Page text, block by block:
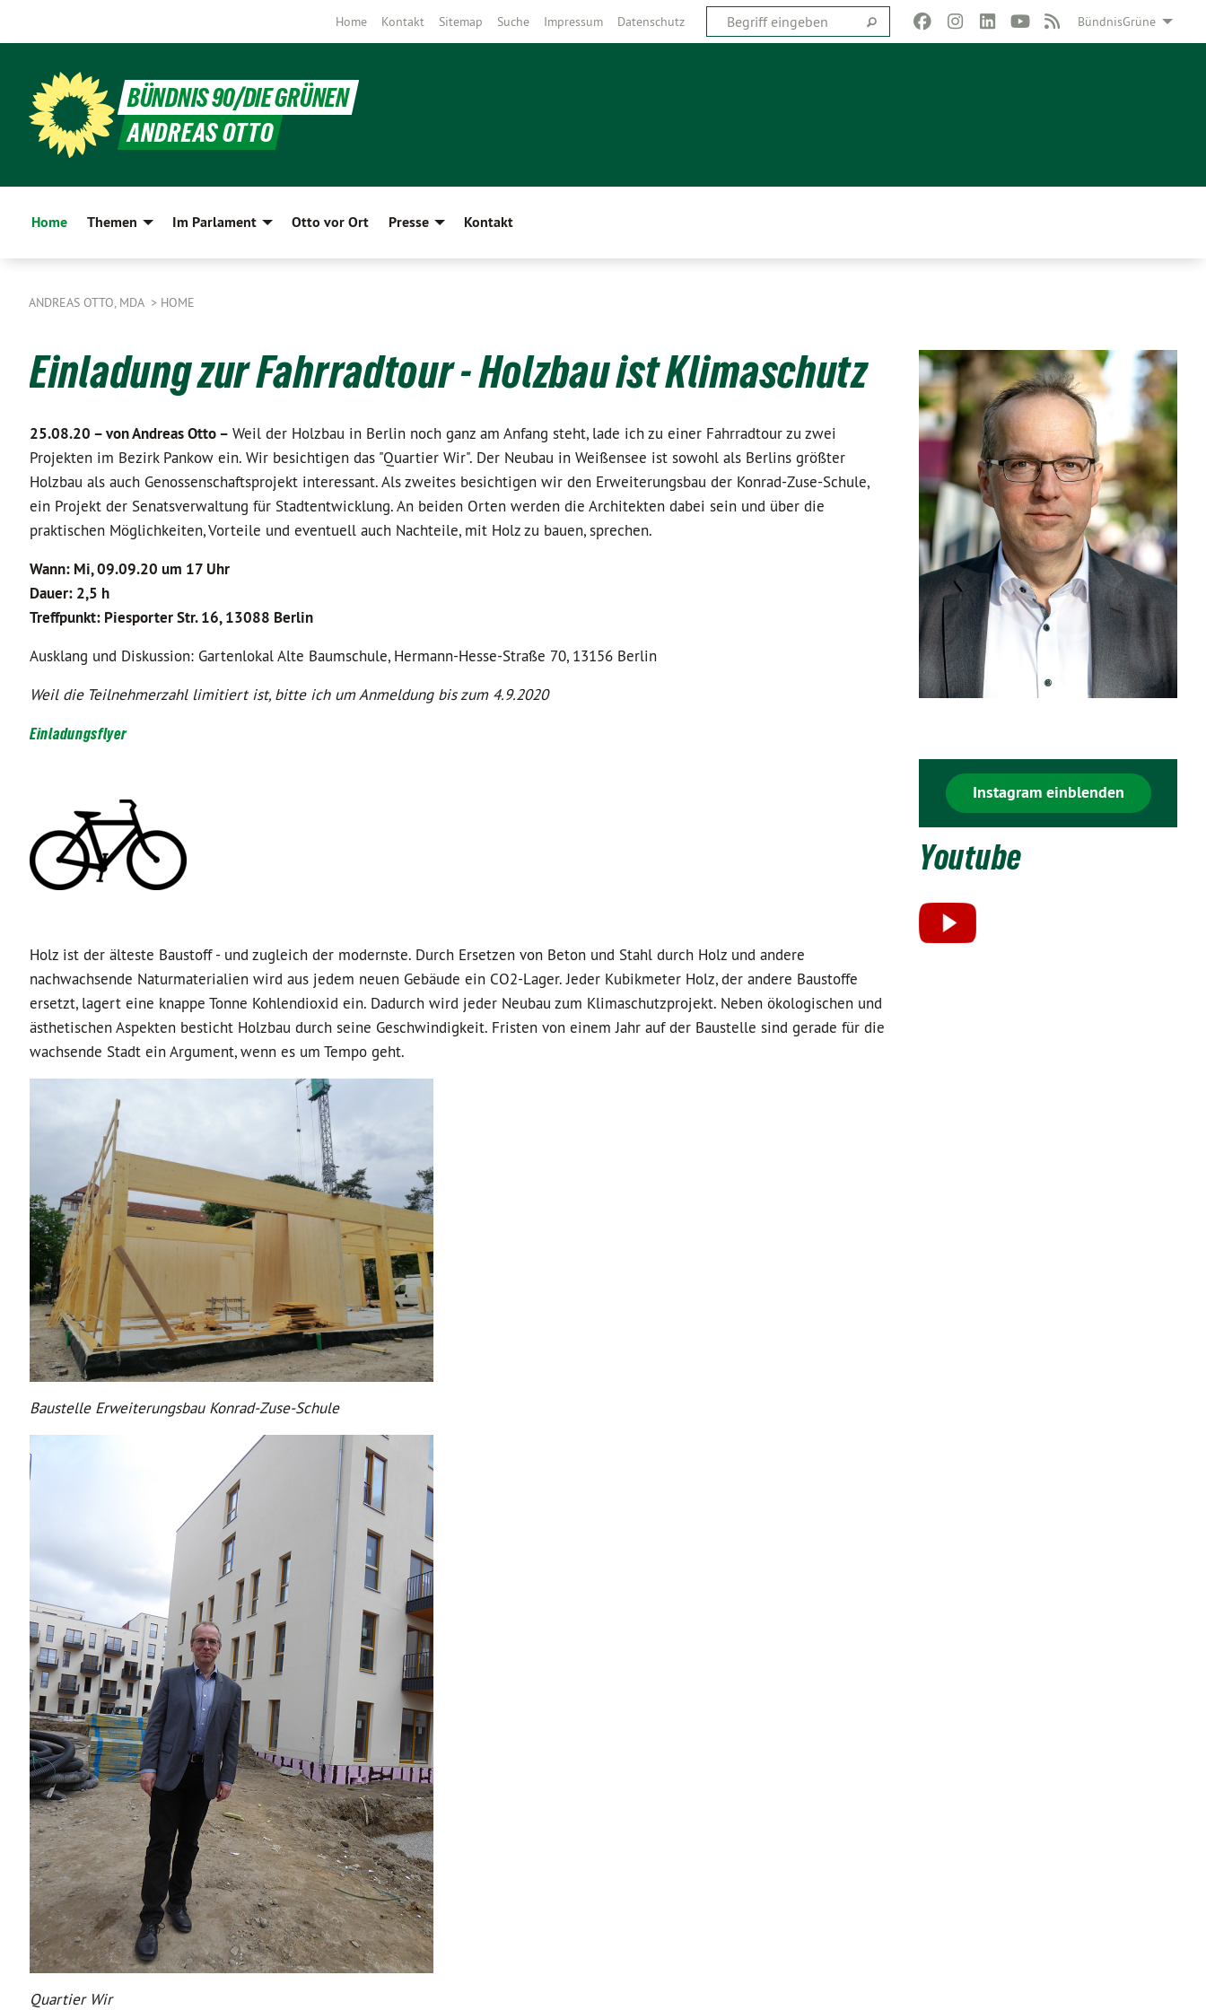
BündnisGrüne
Home Kontakt Sitemap Suche Impressum Datenschutz
BÜNDNIS 90/DIE GRÜNEN
ANDREAS OTTO
Home Themen Im Parlament Otto vor Ort Presse Kontakt
ANDREAS OTTO, MDA HOME
Einladung zur Fahrradtour - Holzbau ist Klimaschutz
25.08.20 –von Andreas Otto – Weil der Holzbau in Berlin noch ganz am Anfang steht, lade ich zu einer Fahrradtour zu zwei
Projekten im Bezirk Pankow ein. Wir besichtigen das "Quartier Wir". Der Neubau in Weißensee ist sowohl als Berlins größter
Holzbau als auch Genossenschaftsprojekt interessant. Als zweites besichtigen wir den Erweiterungsbau der Konrad-Zuse-Schule,
ein Projekt der Senatsverwaltung für Stadtentwicklung. An beiden Orten werden die Architekten dabei sein und über die
praktischen Möglichkeiten, Vorteile und eventuell auch Nachteile, mit Holz zu bauen, sprechen.
Wann: Mi, 09.09.20 um 17 Uhr
Dauer: 2,5 h
Treffpunkt: Piesporter Str. 16, 13088 Berlin
Ausklang und Diskussion: Gartenlokal Alte Baumschule, Hermann-Hesse-Straße 70, 13156 Berlin
Weil die Teilnehmerzahl limitiert ist, bitte ich um Anmeldung bis zum 4.9.2020
Einladungsflyer
Holz ist der älteste Baustoff - und zugleich der modernste. Durch Ersetzen von Beton und Stahl durch Holz und andere
nachwachsende Naturmaterialien wird aus jedem neuen Gebäude ein CO2-Lager. Jeder Kubikmeter Holz, der andere Baustoffe
ersetzt, lagert eine knappe Tonne Kohlendioxid ein. Dadurch wird jeder Neubau zum Klimaschutzprojekt. Neben ökologischen und
ästhetischen Aspekten besticht Holzbau durch seine Geschwindigkeit. Fristen von einem Jahr auf der Baustelle sind gerade für die
wachsende Stadt ein Argument, wenn es um Tempo geht.
Baustelle Erweiterungsbau Konrad-Zuse-Schule
Quartier Wir
Instagram einblenden
Youtube